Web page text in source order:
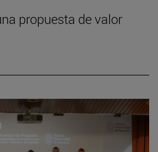
propuesta de valor